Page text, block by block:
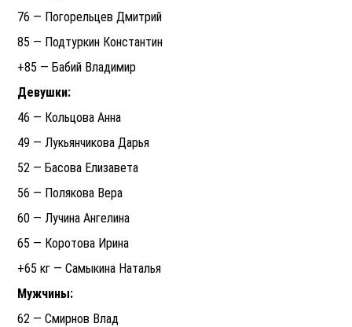
76 — Погорельцев Дмитрий
85 — Подтуркин Константин
+85 — Бабий Владимир
Девушки:
46 — Кольцова Анна
49 — Лукьянчикова Дарья
52 — Басова Елизавета
56 — Полякова Вера
60 — Лучина Ангелина
65 — Коротова Ирина
+65 кг — Самыкина Наталья
Мужчины:
62 — Смирнов Влад